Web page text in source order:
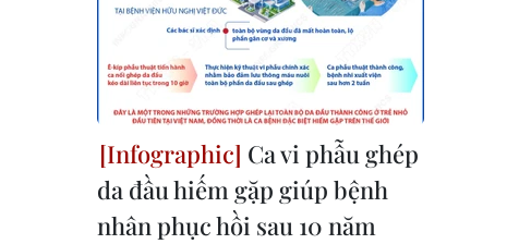
Ca vi phẫu ghép
da đầu hiếm gặp giúp bệnh
nhân phục hồi sau 10 năm